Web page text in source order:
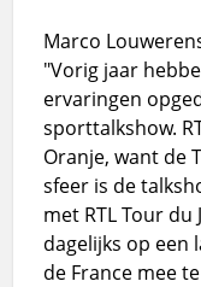
Marco
"Vorig jaar
ervaringen
sporttalkshow.
Oranje, want de
sfeer is de
met RTL Tour
dagelijks op een
de France mee